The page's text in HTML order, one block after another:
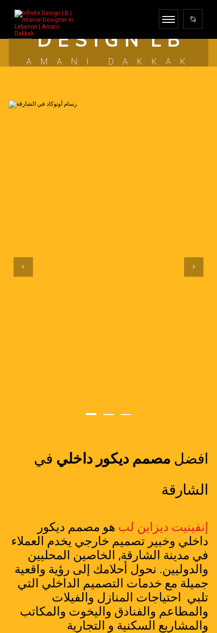
I N F I N I T E
D E S I G N L B
AMANI DAKKAK
افضل مصمم ديكور داخلي في
الشارقة
إنفينيت ديزاين لب هو مصمم ديكور
داخلي وخبير تصميم خارجي يخدم العملاء
في مدينة الشارقة, الخاصين المحليين
والدوليين. نحول أحلامك إلى رؤية واقعية
جميلة مع خدمات التصميم الداخلي التي
تلبي احتياجات المنازل والفيلات
والمطاعم والفنادق واليخوت والمكاتب
والمشاريع السكنية و التجارية